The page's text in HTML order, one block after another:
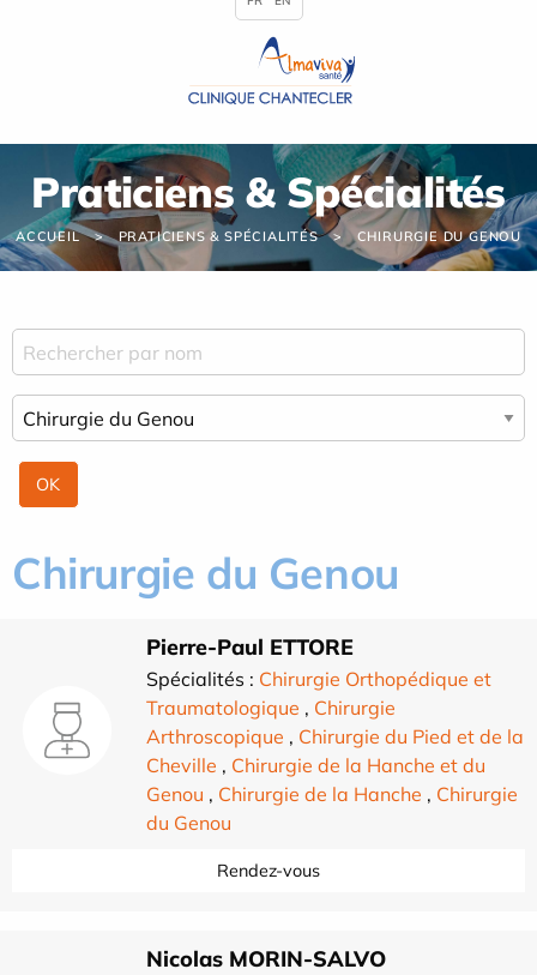
Praticiens & Spécialités
ACCUEIL PRATICIENS & SPÉCIALITÉS CHIRURGIE DU GENOU
Chirurgie du Genou
Pierre-Paul ETTORE
Spécialités : Chirurgie Orthopédique et
Traumatologique , Chirurgie
Arthroscopique , Chirurgie du Pied et de la
Cheville , Chirurgie de la Hanche et du
Genou , Chirurgie de la Hanche , Chirurgie
du Genou
Rendez-vous
Nicolas MORIN-SALVO
Panneau de gestion des cookies